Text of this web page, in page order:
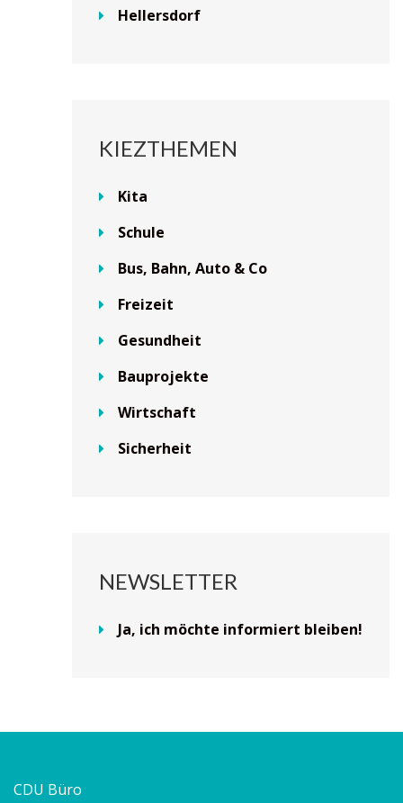
Hellersdorf
KIEZTHEMEN
Kita
Schule
Bus, Bahn, Auto & Co
Freizeit
Gesundheit
Bauprojekte
Wirtschaft
Sicherheit
NEWSLETTER
Ja, ich möchte informiert bleiben!
CDU Büro